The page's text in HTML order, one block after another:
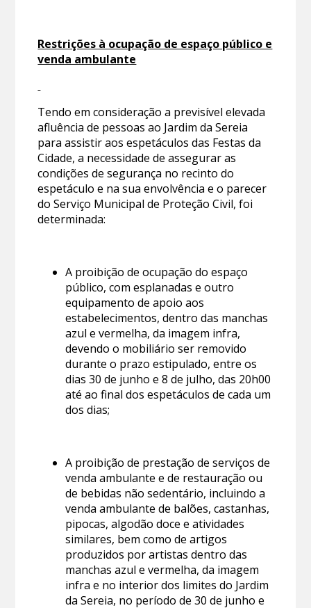
Restrições à ocupação de espaço público e
venda ambulante
Tendo em consideração a previsível elevada
afluência de pessoas ao Jardim da Sereia
para assistir aos espetáculos das Festas da
Cidade, a necessidade de assegurar as
condições de segurança no recinto do
espetáculo e na sua envolvência e o parecer
do Serviço Municipal de Proteção Civil, foi
determinada:
A proibição de ocupação do espaço
público, com esplanadas e outro
equipamento de apoio aos
estabelecimentos, dentro das manchas
azul e vermelha, da imagem infra,
devendo o mobiliário ser removido
durante o prazo estipulado, entre os
dias 30 de junho e 8 de julho, das 20h00
até ao final dos espetáculos de cada um
dos dias;
A proibição de prestação de serviços de
venda ambulante e de restauração ou
de bebidas não sedentário, incluindo a
venda ambulante de balões, castanhas,
pipocas, algodão doce e atividades
similares, bem como de artigos
produzidos por artistas dentro das
manchas azul e vermelha, da imagem
infra e no interior dos limites do Jardim
da Sereia, no período de 30 de junho e